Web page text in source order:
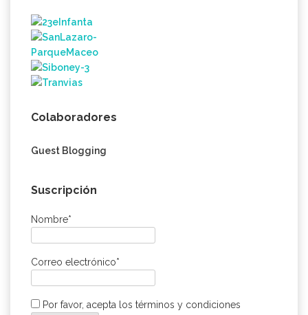
Colaboradores
Guest Blogging
Suscripción
Nombre*
Correo electrónico*
Por favor, acepta los términos y condiciones